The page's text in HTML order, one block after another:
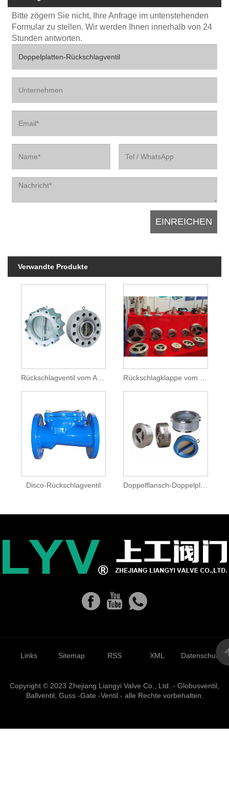
Bitte zögern Sie nicht, Ihre Anfrage im untenstehenden
Formular zu stellen. Wir werden Ihnen innerhalb von 24
Stunden antworten.
Verwandte Produkte
Rückschlagventil vom Ansatztyp
Disco-Rückschlagventil
Links Sitemap RSS XML
Copyright © 2023 Zhejiang Liangyi Valve Co., Ltd. - Globusventil,
Ballventil, Guss -Gate -Ventil - alle Rechte vorbehalten.